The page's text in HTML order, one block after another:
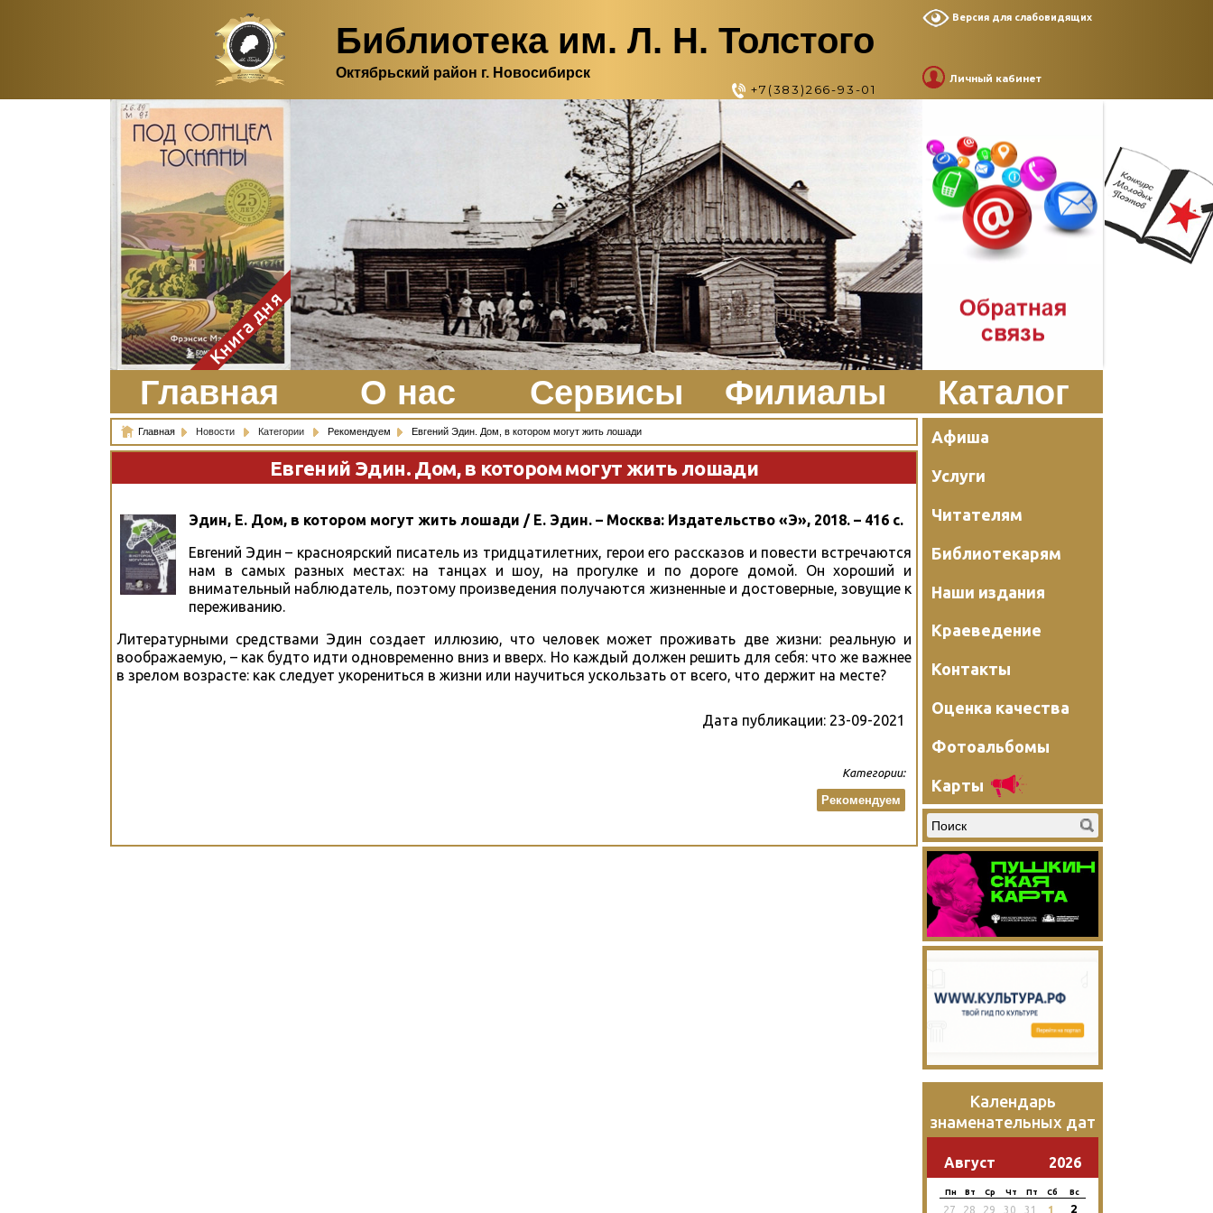
Библиотека им. Л. Н. Толстого
Октябрьский район г. Новосибирск
+7(383)266-93-01
Версия для слабовидящих
Личный кабинет
Здесь, в своем
итальянском доме, я вновь
испытала первичную
радость единения с
природой. Дом открыт
для бабочек, стрекоз, пчёл
или всех, кто пожелает
влететь в одно окно и
вылететь из другого. Едим
мы почти всегда во
дворе. Во мне настолько
возродился здравый
смысл моей матери -
умение наслаждаться
настоящим и не спешить, -
что даже нашлось время
отполировать до блеска
оконное стекло.
ЗаказатьКнига дня
Главная О нас Сервисы Филиалы Каталог
Главная Новости Категории Рекомендуем Евгений Эдин. Дом, в котором могут жить лошади
Евгений Эдин. Дом, в котором могут жить лошади
Эдин, Е. Дом, в котором могут жить лошади / Е. Эдин. – Москва: Издательство «Э», 2018. – 416 с.
Евгений Эдин – красноярский писатель из тридцатилетних, герои его рассказов и повести встречаются
нам в самых разных местах: на танцах и шоу, на прогулке и по дороге домой. Он хороший и
внимательный наблюдатель, поэтому произведения получаются жизненные и достоверные, зовущие к
переживанию.
Литературными средствами Эдин создает иллюзию, что человек может проживать две жизни: реальную и
воображаемую, – как будто идти одновременно вниз и вверх. Но каждый должен решить для себя: что же важнее
в зрелом возрасте: как следует укорениться в жизни или научиться ускользать от всего, что держит на месте?
Дата публикации: 23-09-2021
Категории:
Рекомендуем
Афиша
Услуги
Читателям
Библиотекарям
Наши издания
Краеведение
Контакты
Оценка качества
Фотоальбомы
Карты
Календарь
знаменательных дат
Август 2026
Пн Вт Ср Чт Пт Сб Вс
27 28 29 30 31 1 2